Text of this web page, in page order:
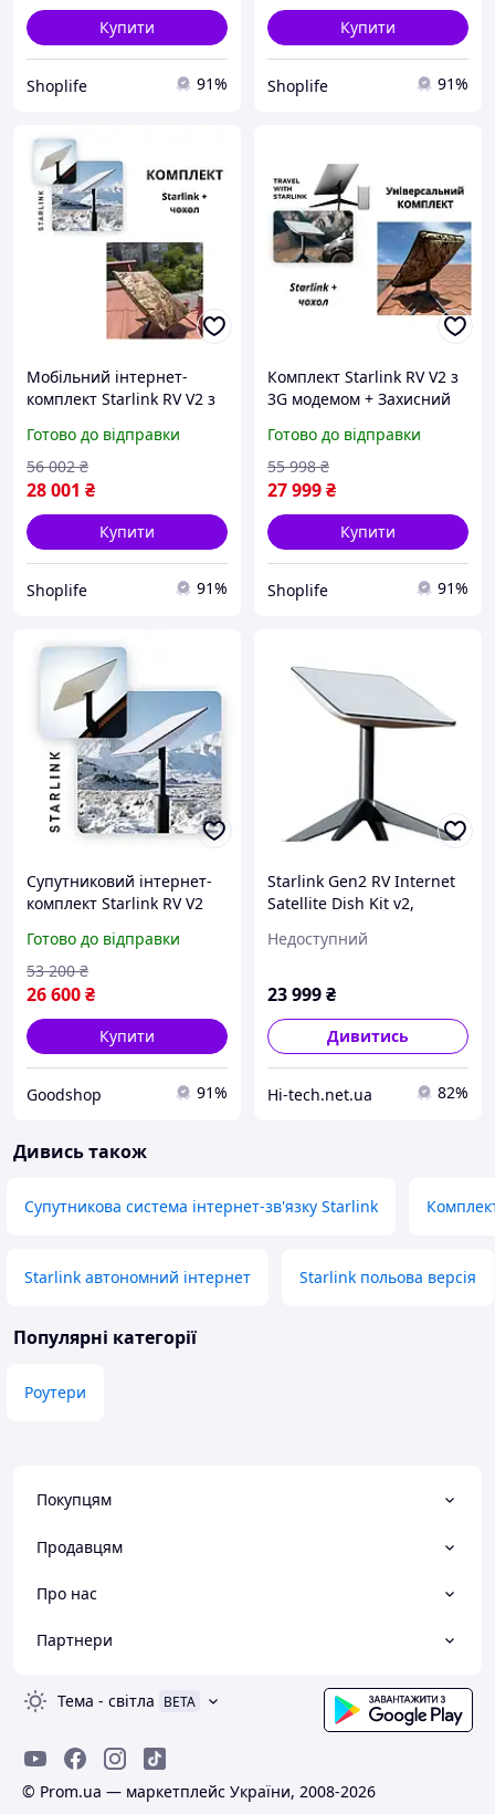
Купити
Shoplife 91%
Купити
Shoplife 91%
Мобільний інтернет-
комплект Starlink RV V2 з
захистом антени (чохол
Gen2/Gen3)
Готово до відправки
28 001 ₴
56 002 ₴
Купити
Shoplife 91%
Комплект Starlink RV V2 з
3G модемом + Захисний
Starlink
Gen2/Gen3,Надійний
інтернет та захист
обладнання
Готово до відправки
27 999₴
55 998 ₴
Купити
Shoplife 91%
Супутниковий інтернет-
комплект Starlink RV V2
польових умов з
резервним 3G і захистом
антени
Готово до відправки
26 600₴
53 200 ₴
Купити
Goodshop 91%
Starlink Gen2 RV Internet
Satellite Dish Kit v2,
комплект, Wi-Fi
(без акаунта)
Недоступний
23 999₴
Дивитись
Hi-tech.net.ua 82%
Дивись також
Супутникова система інтернет-зв'язку Starlink
Starlink автономний інтернет Starlink польова версія
Популярні категорії
Роутери
Покупцям
Продавцям
Про нас
Партнери
Тема - світла BETA
© Prom.ua — маркетплейс України, 2008-2026